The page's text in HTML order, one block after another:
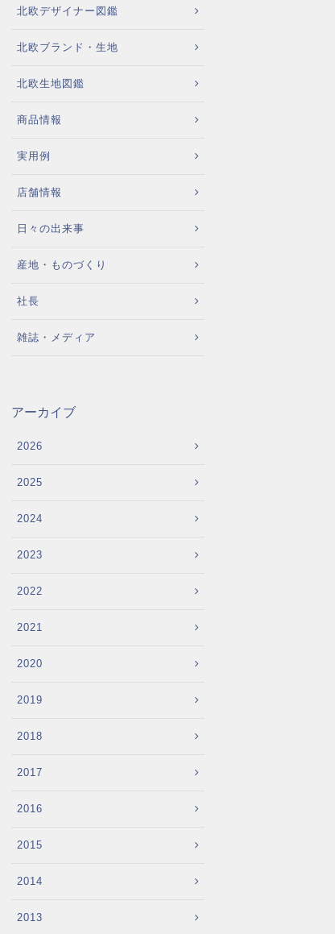
北欧デザイナー図鑑
北欧ブランド・生地
北欧生地図鑑
商品情報
実用例
店舗情報
日々の出来事
産地・ものづくり
社長
雑誌・メディア
アーカイブ
2026
2025
2024
2023
2022
2021
2020
2019
2018
2017
2016
2015
2014
2013